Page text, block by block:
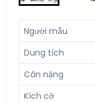
Người mẫu
Dung tích
Cân nặng
Kích cỡ